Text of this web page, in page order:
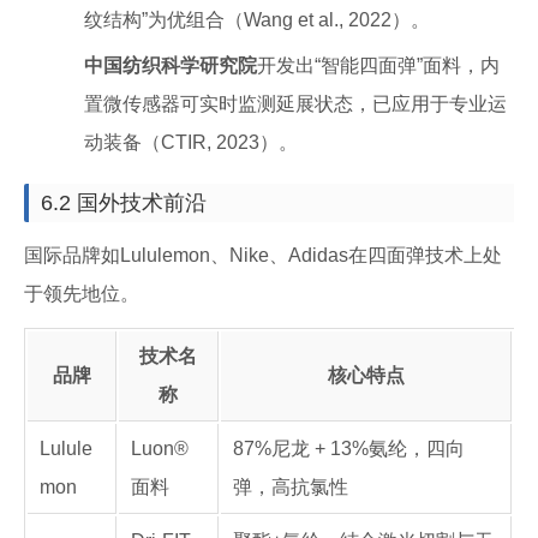
纹结构”为优组合（Wang et al., 2022）。
中国纺织科学研究院开发出“智能四面弹”面料，内
置微传感器可实时监测延展状态，已应用于专业运
动装备（CTIR, 2023）。
6.2 国外技术前沿
国际品牌如Lululemon、Nike、Adidas在四面弹技术上处
于领先地位。
品牌
技术名
称
核心特点
Lulule
mon
Luon®
面料
87%尼龙 + 13%氨纶，四向
弹，高抗氯性